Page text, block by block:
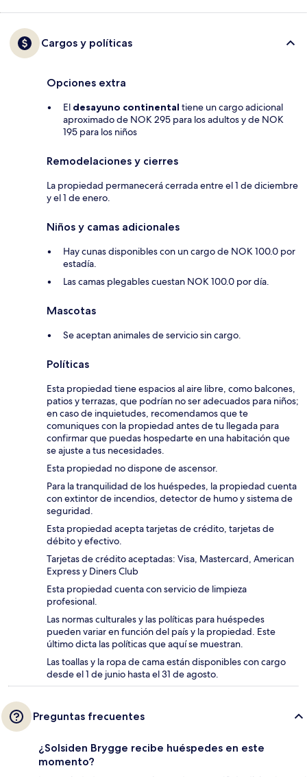
Cargos y políticas
Opciones extra
El desayuno continental tiene un cargo adicional
aproximado de NOK 295 para los adultos y de NOK
195 para los niños
Remodelaciones y cierres
La propiedad permanecerá cerrada entre el 1 de diciembre
y el 1 de enero.
Niños y camas adicionales
Hay cunas disponibles con un cargo de NOK 100.0 por
estadía.
Las camas plegables cuestan NOK 100.0 por día.
Mascotas
Se aceptan animales de servicio sin cargo.
Políticas
Esta propiedad tiene espacios al aire libre, como balcones,
patios y terrazas, que podrían no ser adecuados para niños;
en caso de inquietudes, recomendamos que te
comuniques con la propiedad antes de tu llegada para
confirmar que puedas hospedarte en una habitación que
se ajuste a tus necesidades.
Esta propiedad no dispone de ascensor.
Para la tranquilidad de los huéspedes, la propiedad cuenta
con extintor de incendios, detector de humo y sistema de
seguridad.
Esta propiedad acepta tarjetas de crédito, tarjetas de
débito y efectivo.
Tarjetas de crédito aceptadas: Visa, Mastercard, American
Express y Diners Club
Esta propiedad cuenta con servicio de limpieza
profesional.
Las normas culturales y las políticas para huéspedes
pueden variar en función del país y la propiedad. Este
último dicta las políticas que aquí se muestran.
Las toallas y la ropa de cama están disponibles con cargo
desde el 1 de junio hasta el 31 de agosto.
Preguntas frecuentes
¿Solsiden Brygge recibe huéspedes en este
momento?